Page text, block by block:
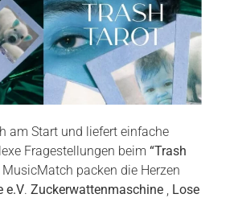
am Start und liefert einfache
Fragestellungen beim “Trash
MusicMatch packen die Herzen
e.V. Zuckerwattenmaschine
Lose